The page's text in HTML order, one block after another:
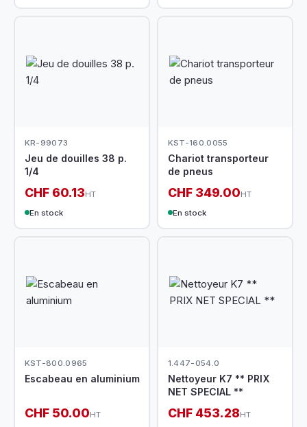
KR-99073
Jeu de douilles 38 p.
1/4
CHF 60.13HT
En stock
KST-160.0055
Chariot transporteur
de pneus
CHF 349.00HT
En stock
KST-800.0965
Escabeau en aluminium
CHF 50.00HT
1.447-054.0
Nettoyeur K7 ** PRIX
NET SPECIAL **
CHF 453.28HT